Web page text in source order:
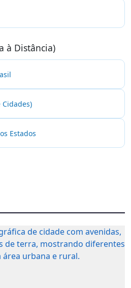
à Distância)
Cidades)
Estados